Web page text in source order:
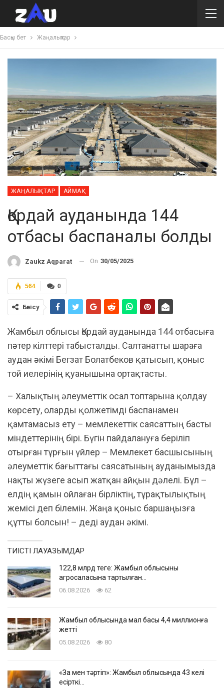
Басқы бет Жаңалықтар
ЖАҢАЛЫҚТАР АЙМАҚ
Қордай ауданында 144
отбасы баспаналы болды
Zaukz Aqparat On 30/05/2025
0
564
Бөлісу
Жамбыл облысы Қордай ауданында 144 отбасыға
пәтер кілттері табысталды. Салтанатты шараға
аудан әкімі Бегзат Болатбеков қатысып, қоныс
той иелерінің қуанышына ортақтасты.
– Халықтың әлеуметтік осал топтарына қолдау
көрсету, оларды қолжетімді баспанамен
қамтамасыз ету – мемлекеттік саясаттың басты
міндеттерінің бірі. Бүгін пайдалануға беріліп
отырған тұрғын үйлер – Мемлекет басшысының
әлеуметтік бағыттағы саясатының ауданымызда
нақты жүзеге асып жатқан айқын дәлелі. Бұл –
елдің қамын ойлаған бірліктің, тұрақтылықтың
жемісі деп білемін. Жаңа қоныс баршаңызға
құтты болсын! – деді аудан әкімі.
ТИІСТІ ЛАУАЗЫМДАР
122,8 млрд теңге: Жамбыл облысының
агросаласына тартылған…
06.08.2026 62
Жамбыл облысында мал басы 4,4 миллионға
жетті
05.08.2026 80
«Заң мен тәртіп»: Жамбыл облысында 43 келі
есірткі…